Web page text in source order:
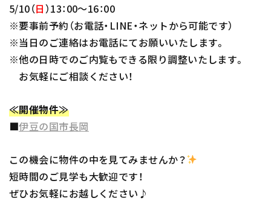
5/10（日）13：00～16：00
※要事前予約（お電話・LINE・ネットから可能です）
※当日のご連絡はお電話にてお願いいたします。
※他の日時でのご内覧もできる限り調整いたします。
お気軽にご相談ください！
≪開催物件≫
■伊豆の国市長岡
この機会に物件の中を見てみませんか？
短時間のご見学も大歓迎です！
ぜひお気軽にお越しください♪